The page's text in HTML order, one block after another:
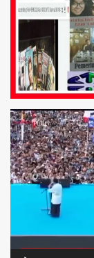
Pemutar
Video